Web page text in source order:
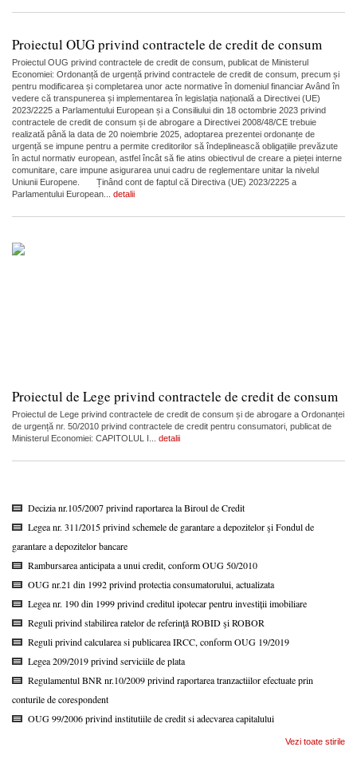
Proiectul OUG privind contractele de credit de consum
Proiectul OUG privind contractele de credit de consum, publicat de Ministerul
Economiei: Ordonanță de urgență privind contractele de credit de consum, precum și
pentru modificarea și completarea unor acte normative în domeniul financiar Având în
vedere că transpunerea și implementarea în legislația națională a Directivei (UE)
2023/2225 a Parlamentului European și a Consiliului din 18 octombrie 2023 privind
contractele de credit de consum și de abrogare a Directivei 2008/48/CE trebuie
realizată până la data de 20 noiembrie 2025, adoptarea prezentei ordonanțe de
urgență se impune pentru a permite creditorilor să îndeplinească obligațiile prevăzute
în actul normativ european, astfel încât să fie atins obiectivul de creare a pieței interne
comunitare, care impune asigurarea unui cadru de reglementare unitar la nivelul
Uniunii Europene. Ținând cont de faptul că Directiva (UE) 2023/2225 a
Parlamentului European... detalii
Proiectul de Lege privind contractele de credit de consum
Proiectul de Lege privind contractele de credit de consum și de abrogare a Ordonanței
de urgență nr. 50/2010 privind contractele de credit pentru consumatori, publicat de
Ministerul Economiei: CAPITOLUL I... detalii
Decizia nr.105/2007 privind raportarea la Biroul de Credit
Legea nr. 311/2015 privind schemele de garantare a depozitelor şi Fondul de
garantare a depozitelor bancare
Rambursarea anticipata a unui credit, conform OUG 50/2010
OUG nr.21 din 1992 privind protectia consumatorului, actualizata
Legea nr. 190 din 1999 privind creditul ipotecar pentru investiții imobiliare
Reguli privind stabilirea ratelor de referinţă ROBID şi ROBOR
Reguli privind calcularea si publicarea IRCC, conform OUG 19/2019
Legea 209/2019 privind serviciile de plata
Regulamentul BNR nr.10/2009 privind raportarea tranzactiilor efectuate prin
conturile de corespondent
OUG 99/2006 privind institutiile de credit si adecvarea capitalului
Vezi toate stirile